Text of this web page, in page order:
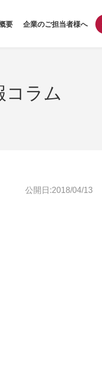
要 企業のご担当者様へ
コラム
公開日:2018/04/13